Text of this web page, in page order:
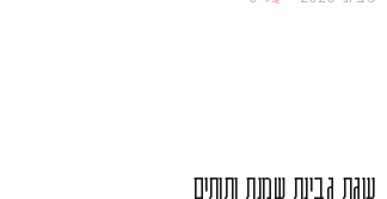
עוגת גבינת שמנת ותותים